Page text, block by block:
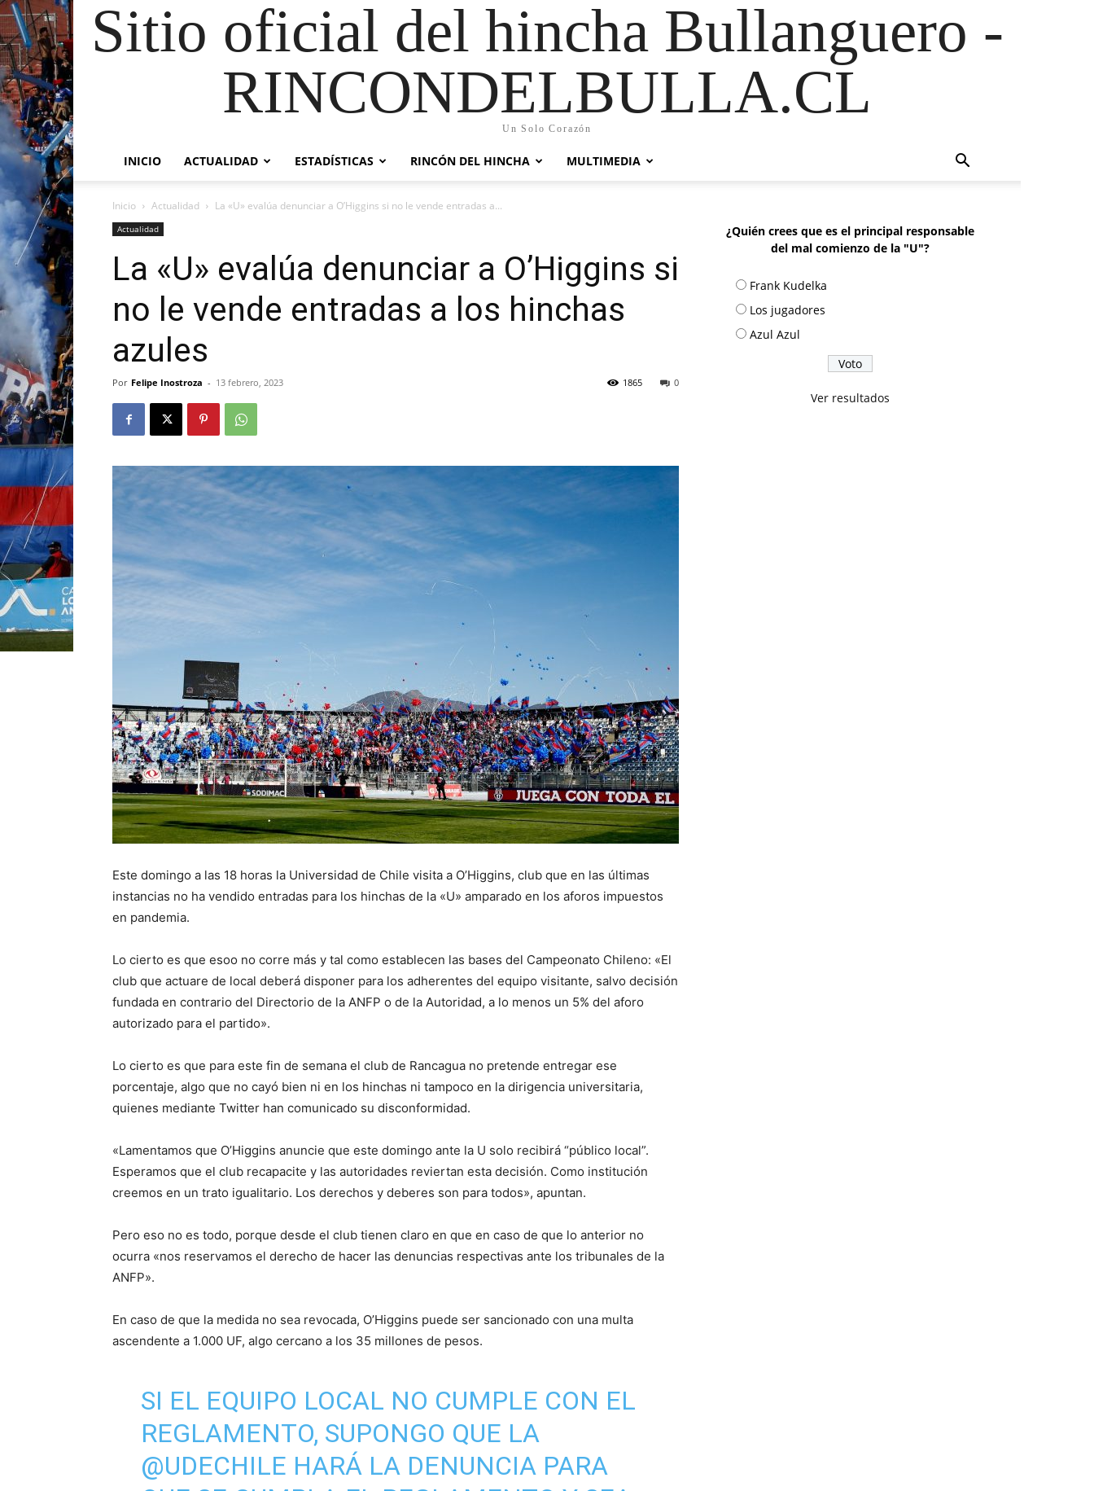
Sitio oficial del hincha Bullanguero -
RINCONDELBULLA.CL
Un Solo Corazón
INICIO ACTUALIDAD ESTADÍSTICAS RINCÓN DEL HINCHA MULTIMEDIA
Inicio Actualidad La «U» evalúa denunciar a O’Higgins si no le vende entradas a...
Actualidad
La «U» evalúa denunciar a O’Higgins si
no le vende entradas a los hinchas
azules
Por Felipe Inostroza - 13 febrero, 2023 0
1865
Este domingo a las 18 horas la Universidad de Chile visita a O’Higgins, club que en las últimas
instancias no ha vendido entradas para los hinchas de la «U» amparado en los aforos impuestos
en pandemia.
Lo cierto es que esoo no corre más y tal como establecen las bases del Campeonato Chileno: «El
club que actuare de local deberá disponer para los adherentes del equipo visitante, salvo decisión
fundada en contrario del Directorio de la ANFP o de la Autoridad, a lo menos un 5% del aforo
autorizado para el partido».
Lo cierto es que para este fin de semana el club de Rancagua no pretende entregar ese
porcentaje, algo que no cayó bien ni en los hinchas ni tampoco en la dirigencia universitaria,
quienes mediante Twitter han comunicado su disconformidad.
«Lamentamos que O’Higgins anuncie que este domingo ante la U solo recibirá “público local”.
Esperamos que el club recapacite y las autoridades reviertan esta decisión. Como institución
creemos en un trato igualitario. Los derechos y deberes son para todos», apuntan.
Pero eso no es todo, porque desde el club tienen claro en que en caso de que lo anterior no
ocurra «nos reservamos el derecho de hacer las denuncias respectivas ante los tribunales de la
ANFP».
En caso de que la medida no sea revocada, O’Higgins puede ser sancionado con una multa
ascendente a 1.000 UF, algo cercano a los 35 millones de pesos.
SI EL EQUIPO LOCAL NO CUMPLE CON EL
REGLAMENTO, SUPONGO QUE LA
@UDECHILE HARÁ LA DENUNCIA PARA
¿Quién crees que es el principal responsable
del mal comienzo de la "U"?
Frank Kudelka
Los jugadores
Azul Azul
Ver resultados